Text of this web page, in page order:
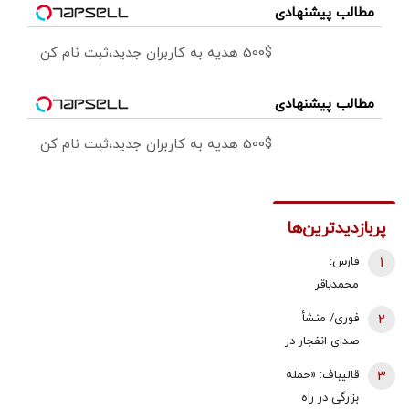
مطالب پیشنهادی
500$ هدیه به کاربران جدید،ثبت نام کن
مطالب پیشنهادی
500$ هدیه به کاربران جدید،ثبت نام کن
پربازدیدترین‌ها
فارس:
محمدباقر
ذوالقدر استعفا
داد/ محسن
رضایی دبیر
شورای عالی
امنیت ملی شد
1
فوری/ منشأ
صدای انفجار در
2
قالیباف: «حمله
بزرگی در راه
3